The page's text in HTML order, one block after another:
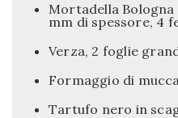
Mortadella
mm di spessore, 4
Verza, 2 foglie
Formaggio di
Tartufo nero in